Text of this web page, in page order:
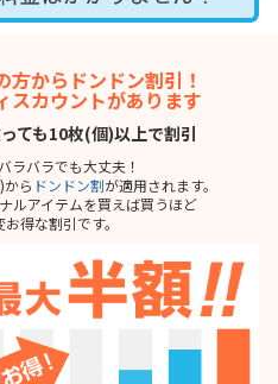
からドンドン割引！
スカウントがあります
ても10枚(個)以上で割引
ラバラでも大丈夫！
ら ドンドン割が適用されます。
ルアイテムを買えば買うほど
得な割引です。